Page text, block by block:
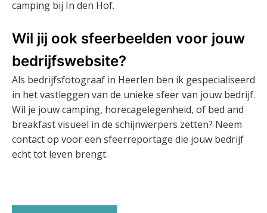
camping bij In den Hof.
Wil jij ook sfeerbeelden voor jouw
bedrijfswebsite?
Als bedrijfsfotograaf in Heerlen ben ik gespecialiseerd
in het vastleggen van de unieke sfeer van jouw bedrijf.
Wil je jouw camping, horecagelegenheid, of bed and
breakfast visueel in de schijnwerpers zetten? Neem
contact op voor een sfeerreportage die jouw bedrijf
echt tot leven brengt.